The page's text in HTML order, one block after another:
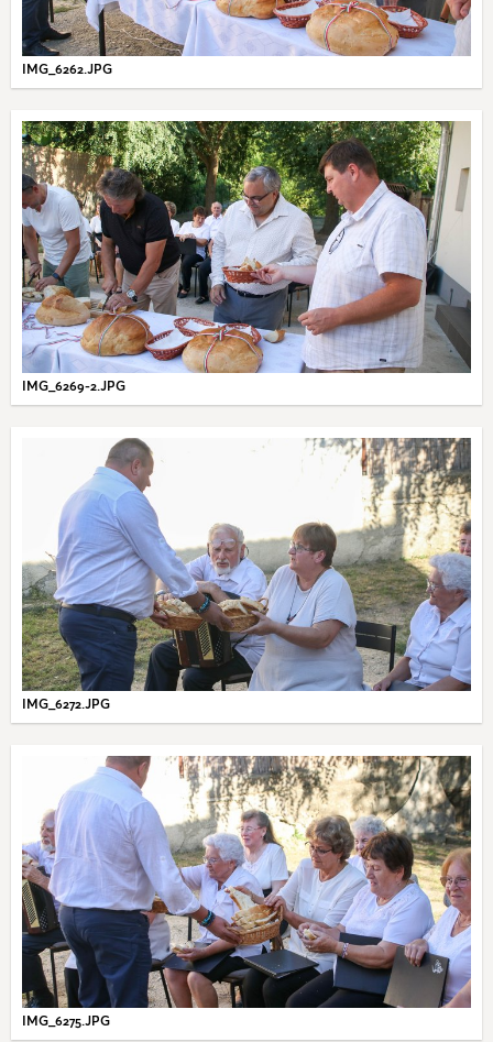
IMG_6262.JPG
IMG_6269-2.JPG
IMG_6272.JPG
IMG_6275.JPG